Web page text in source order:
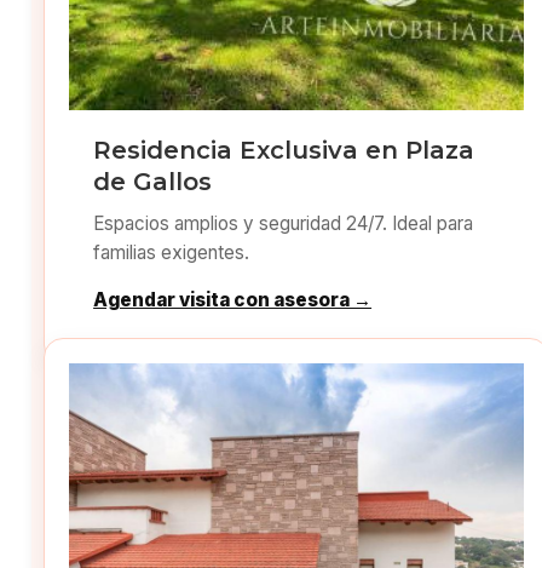
Residencia Exclusiva en Plaza
de Gallos
Espacios amplios y seguridad 24/7. Ideal para
familias exigentes.
Agendar visita con asesora →